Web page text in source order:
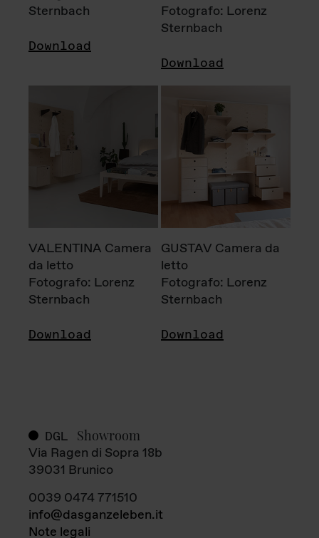
Sternbach
Download
Fotografo: Lorenz
Sternbach
Download
VALENTINA Camera
da letto
Fotografo: Lorenz
Sternbach
Download
GUSTAV Camera da
letto
Fotografo: Lorenz
Sternbach
Download
DGL Showroom
Via Ragen di Sopra 18b
39031 Brunico
0039 0474 771510
info@dasganzeleben.it
Note legali